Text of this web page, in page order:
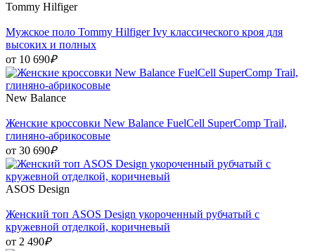
Tommy Hilfiger
Мужское поло Tommy Hilfiger Ivy классического кроя для
высоких и полных
от 10 690₽
New Balance
Женские кроссовки New Balance FuelCell SuperComp Trail,
глиняно-абрикосовые
от 30 690₽
ASOS Design
Женский топ ASOS Design укороченный рубчатый с
кружевной отделкой, коричневый
от 2 490₽